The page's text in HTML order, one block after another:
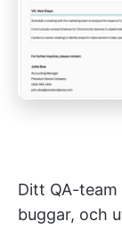
Ditt QA-team
buggar, och